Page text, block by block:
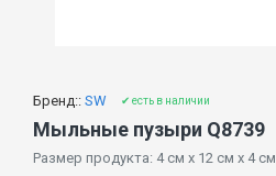
Бренд:: SW ✔ есть в наличии
Мыльные пузыри Q8739
Размер продукта: 4 см x 12 см x 4 см..